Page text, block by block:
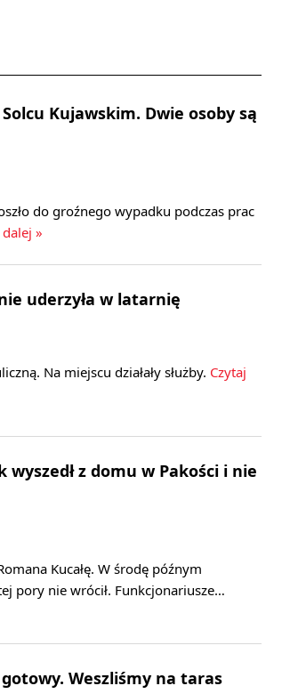
Kujawskim. Dwie osoby są
do groźnego wypadku podczas prac
»
uderzyła w latarnię
Na miejscu działały służby. Czytaj
wyszedł z domu w Pakości i nie
Kucałę. W środę późnym
pory nie wrócił. Funkcjonariusze…
Weszliśmy na taras